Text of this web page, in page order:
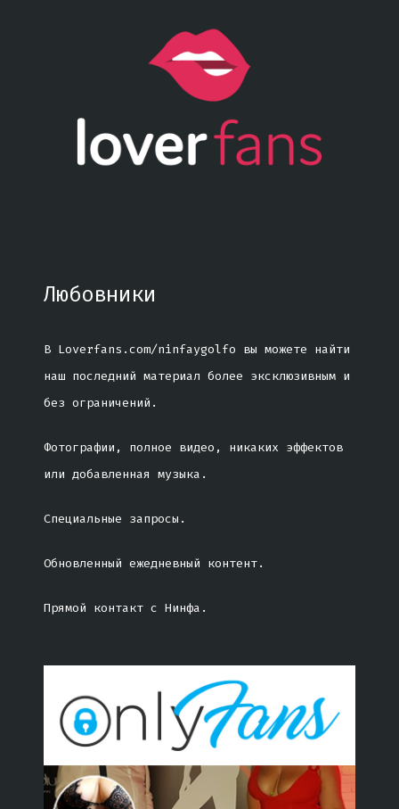
Любовники
В Loverfans.com/ninfaygolfo вы можете найти
наш последний материал более эксклюзивным и
без ограничений.
Фотографии, полное видео, никаких эффектов
или добавленная музыка.
Специальные запросы.
Обновленный ежедневный контент.
Прямой контакт с Нинфа.